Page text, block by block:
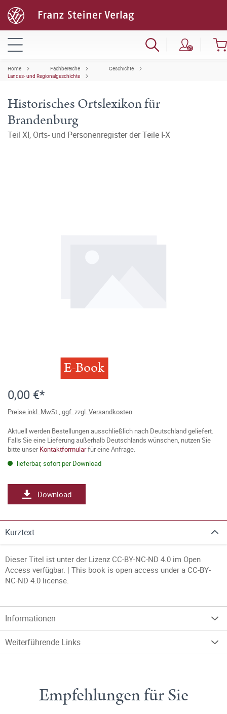
Home Fachbereiche
Geschichte
Landes- und Regionalgeschichte
Historisches Ortslexikon für
Brandenburg
Teil XI, Orts- und Personenregister der Teile I-X
E-Book
0,00 €*
Preise inkl. MwSt., ggf. zzgl. Versandkosten
Aktuell werden Bestellungen ausschließlich nach Deutschland geliefert.
Falls Sie eine Lieferung außerhalb Deutschlands wünschen, nutzen Sie
bitte unserKontaktformularfür eine Anfrage.
lieferbar, sofort per Download
Download
Kurztext
Dieser Titel ist unter der Lizenz CC-BY-NC-ND 4.0 im Open
Access verfügbar. | This book is open access under a CC-BY-
NC-ND 4.0 license.
Informationen
Weiterführende Links
Empfehlungen für Sie